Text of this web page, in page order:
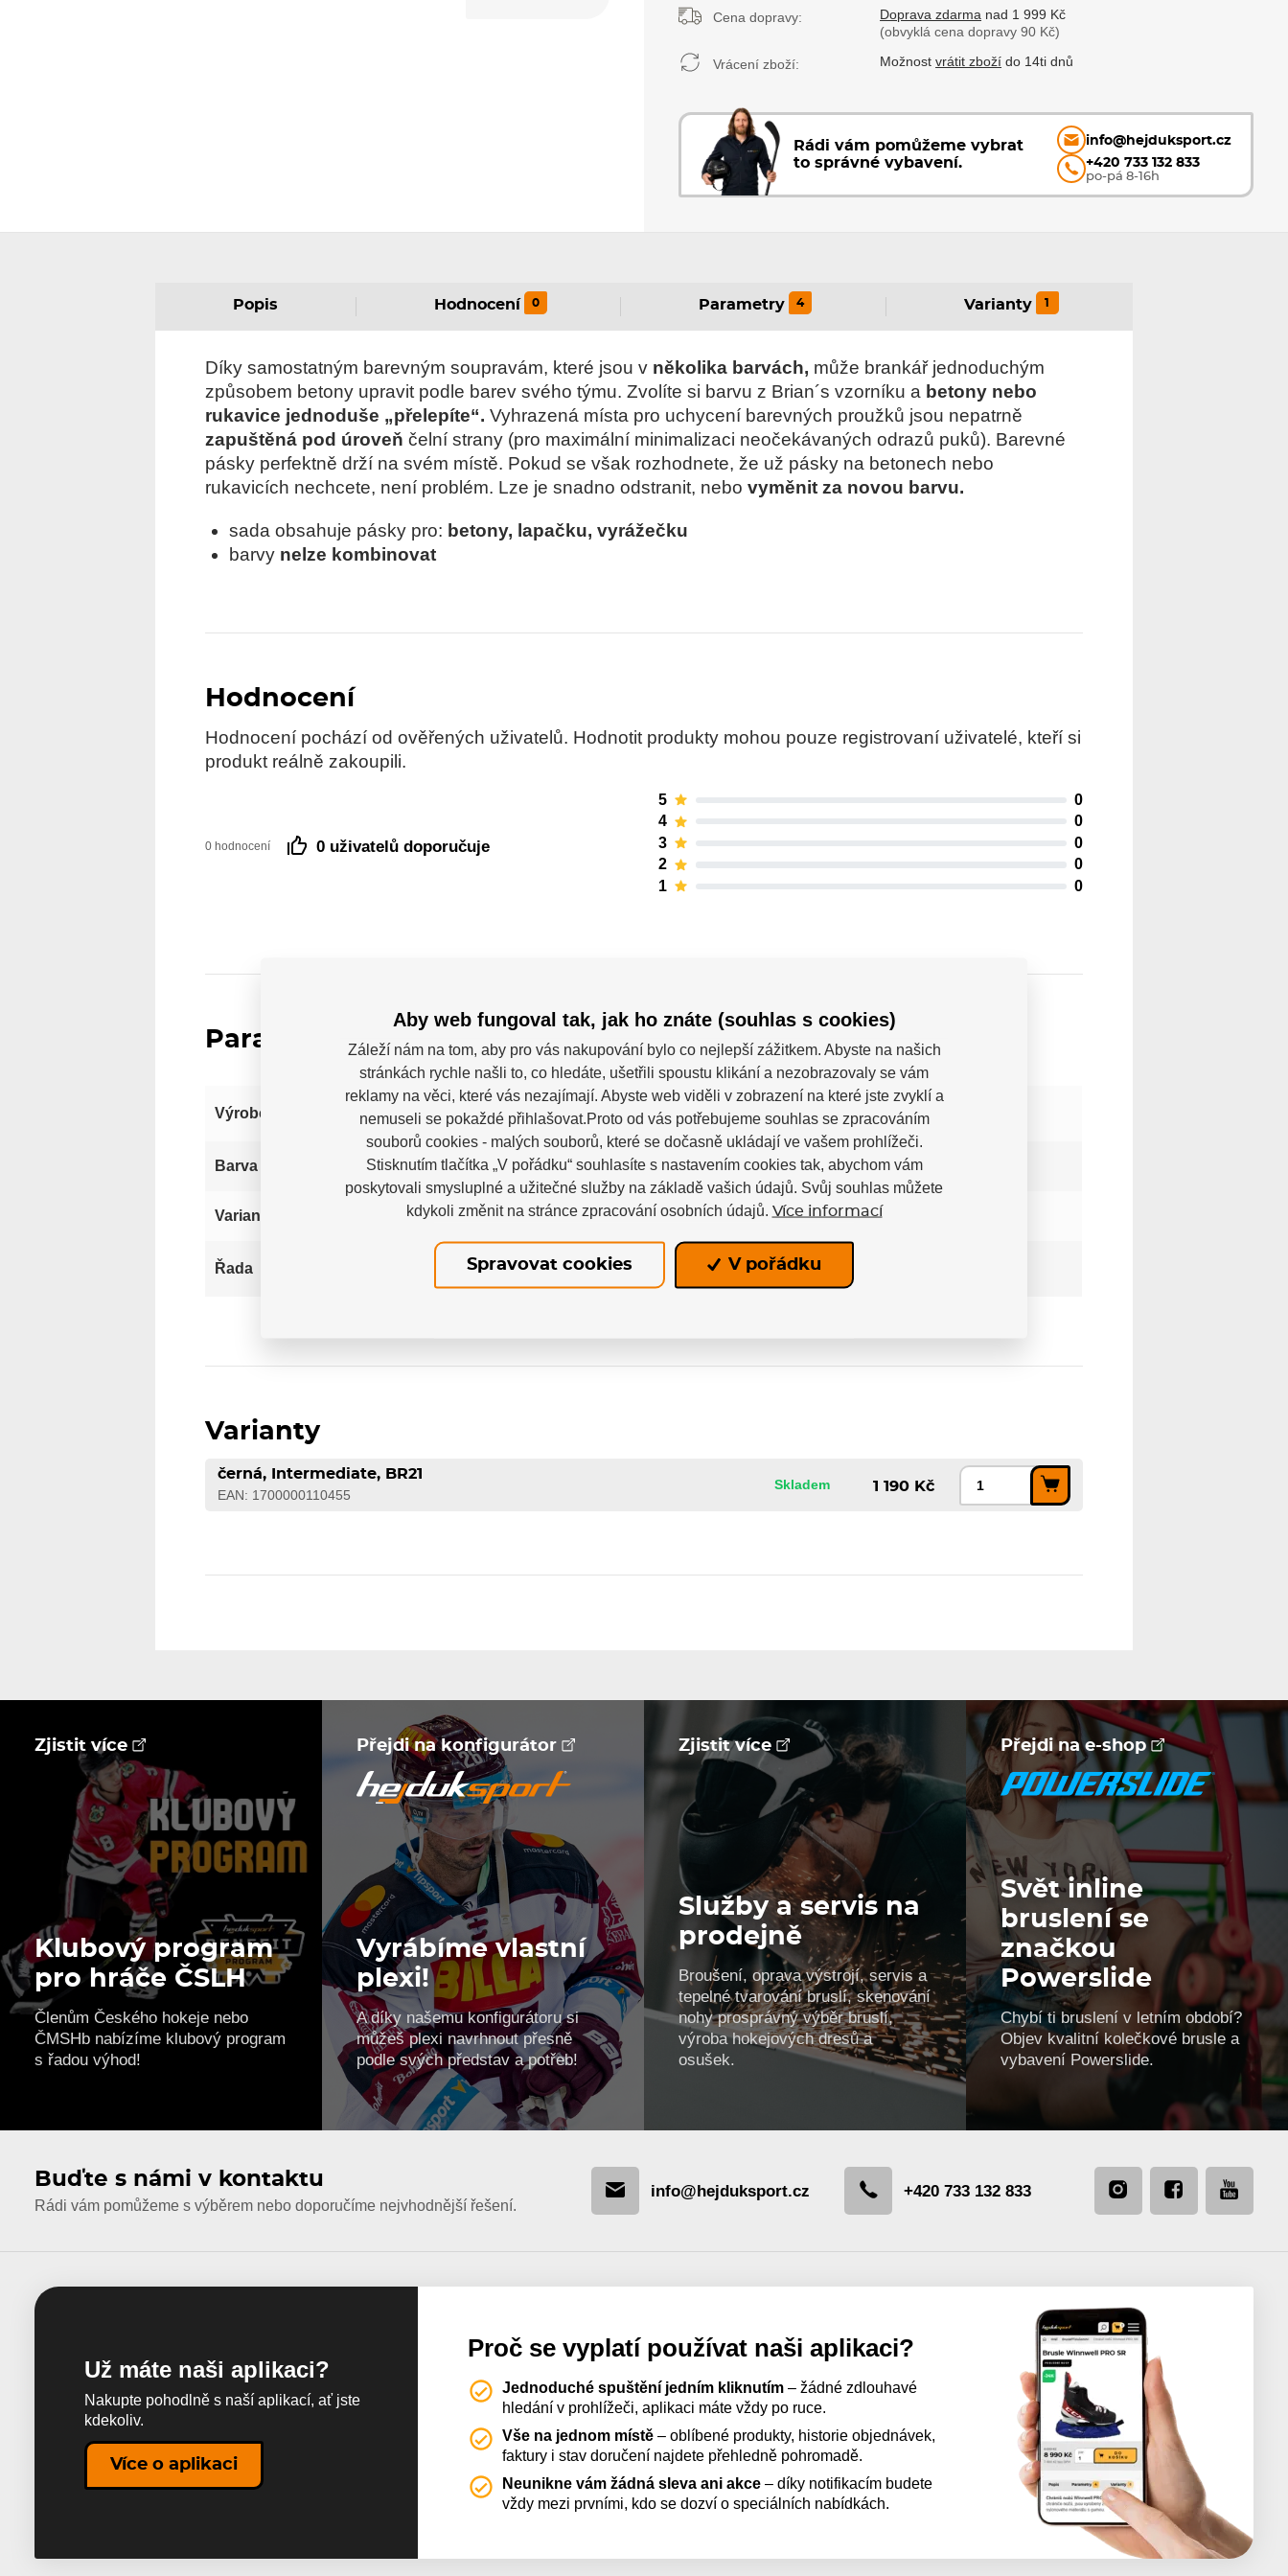
Cena dopravy: Doprava zdarma nad 1 999 Kč
(obvyklá cena dopravy 90 Kč)
Vrácení zboží: Možnostvrátit zboží do 14ti dnů
Rádi vám pomůžeme vybrat
to správné vybavení.
info@hejduksport.cz
+420 733 132 833
po-pá 8-16h
Popis Hodnocení 0 Parametry 4 Varianty 1
Díky samostatným barevným soupravám, které jsou v několika barvách, může brankář jednoduchým
způsobem betony upravit podle barev svého týmu. Zvolíte si barvu z Brian´s vzorníku a betony nebo
rukavice jednoduše „přelepíte“. Vyhrazená místa pro uchycení barevných proužků jsou nepatrně
zapuštěná pod úroveň čelní strany (pro maximální minimalizaci neočekávaných odrazů puků). Barevné
pásky perfektně drží na svém místě. Pokud se však rozhodnete, že už pásky na betonech nebo
rukavicích nechcete, není problém. Lze je snadno odstranit, nebovyměnit za novou barvu.
sada obsahuje pásky pro: betony, lapačku, vyrážečku
barvy nelze kombinovat
Hodnocení
Hodnocení pochází od ověřených uživatelů. Hodnotit produkty mohou pouze registrovaní uživatelé, kteří si
produkt reálně zakoupili.
0 hodnocení 0 uživatelů doporučuje
5
0
4
0
3
0
2
0
1
0
Parametry
Výrobce Brian’s
Barva Černá
Varianta Intermediate
Řada Net Zero
Varianty
černá, Intermediate, BR21
EAN: 1700000110455
Skladem 1 190 Kč
Zjistit více
Klubový program
pro hráče ČSLH
Členům Českého hokeje nebo
ČMSHb nabízíme klubový program
s řadou výhod!
Přejdi na konfigurátor
Vyrábíme vlastní
plexi!
A díky našemu konfigurátoru si
můžeš plexi navrhnout přesně
podle svých představ a potřeb!
Zjistit více
Služby a servis na
prodejně
Broušení, oprava výstrojí, servis a
tepelné tvarování bruslí, skenování
nohy prosprávný výběr bruslí,
výroba hokejových dresů a
osušek.
Přejdi na e-shop
Svět inline
bruslení se
značkou
Powerslide
Chybí ti bruslení v letním období?
Objev kvalitní kolečkové brusle a
vybavení Powerslide.
Buďte s námi v kontaktu
Rádi vám pomůžeme s výběrem nebo doporučíme nejvhodnější řešení.
info@hejduksport.cz +420 733 132 833
Už máte naši aplikaci?
Nakupte pohodlně s naší aplikací, ať jste
kdekoliv.
Více o aplikaci
Proč se vyplatí používat naši aplikaci?
Jednoduché spuštění jedním kliknutím – žádné zdlouhavé
hledání v prohlížeči, aplikaci máte vždy po ruce.
Vše na jednom místě – oblíbené produkty, historie objednávek,
faktury i stav doručení najdete přehledně pohromadě.
Neunikne vám žádná sleva ani akce – díky notifikacím budete
vždy mezi prvními, kdo se dozví o speciálních nabídkách.
Aby web fungoval tak, jak ho znáte (souhlas s cookies)
Záleží nám na tom, aby pro vás nakupování bylo co nejlepší zážitkem. Abyste na našich
stránkách rychle našli to, co hledáte, ušetřili spoustu klikání a nezobrazovaly se vám
reklamy na věci, které vás nezajímají. Abyste web viděli v zobrazení na které jste zvyklí a
nemuseli se pokaždé přihlašovat.Proto od vás potřebujeme souhlas se zpracováním
souborů cookies - malých souborů, které se dočasně ukládají ve vašem prohlížeči.
Stisknutím tlačítka „V pořádku“ souhlasíte s nastavením cookies tak, abychom vám
poskytovali smysluplné a užitečné služby na základě vašich údajů. Svůj souhlas můžete
kdykoli změnit na stránce zpracování osobních údajů. Více informací
Spravovat cookies V pořádku